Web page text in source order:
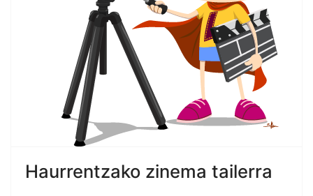
Haurrentzako zinema tailerra